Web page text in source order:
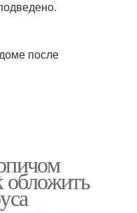
после
обложить